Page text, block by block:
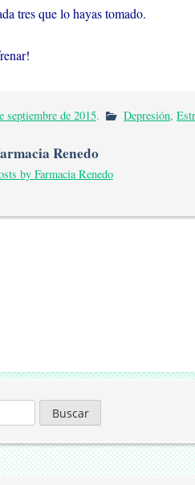
tres que lo hayas tomado.
septiembre de 2015. Depresión,
Renedo
by Farmacia Renedo